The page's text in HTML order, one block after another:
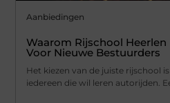
Aanbiedingen
Waarom Rijschool Heerlen
Voor Nieuwe Bestuurders
Het kiezen van de juiste rijschool
iedereen die wil leren autorijden.